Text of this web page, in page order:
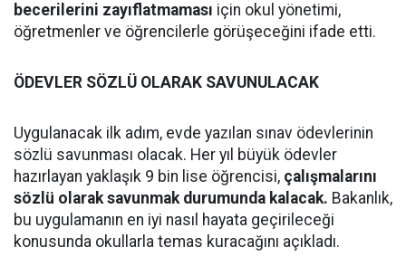
becerilerini zayıflatmaması için okul yönetimi,
öğretmenler ve öğrencilerle görüşeceğini ifade etti.
ÖDEVLER SÖZLÜ OLARAK SAVUNULACAK
Uygulanacak ilk adım, evde yazılan sınav ödevlerinin
sözlü savunması olacak. Her yıl büyük ödevler
hazırlayan yaklaşık 9 bin lise öğrencisi, çalışmalarını
sözlü olarak savunmak durumunda kalacak. Bakanlık,
bu uygulamanın en iyi nasıl hayata geçirileceği
konusunda okullarla temas kuracağını açıkladı.